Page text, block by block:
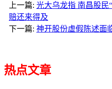
上一篇: 光大乌龙指 南昌股民
赔还来得及
下一篇: 神开股份虚假陈述面
热点文章